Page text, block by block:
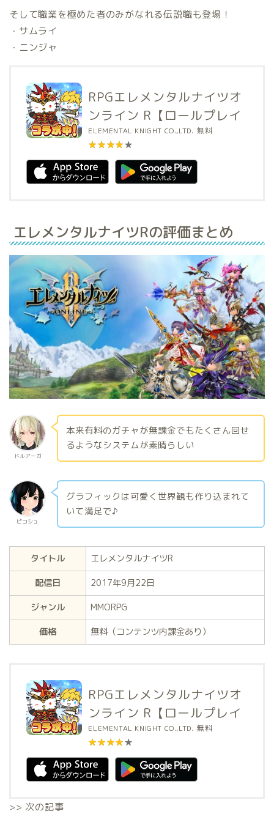
そして職業を極めた者のみがなれる伝説職も登場！
・サムライ
・ニンジャ
RPGエレメンタルナイツオ
ンライン R【ロールプレイ
ング】
ELEMENTAL KNIGHT CO.,LTD. 無料
★★★★★
★★★★★
エレメンタルナイツRの評価まとめ
ドルアーガ
本来有料のガチャが無課金でもたくさん回せ
るようなシステムが素晴らしい
ピコシュ
グラフィックは可愛く世界観も作り込まれて
いて満足で♪
タイトル
エレメンタルナイツR
配信日
2017年9月22日
ジャンル
MMORPG
価格
無料（コンテンツ内課金あり）
RPGエレメンタルナイツオ
ンライン R【ロールプレイ
ング】
ELEMENTAL KNIGHT CO.,LTD. 無料
★★★★★
★★★★★
>> 次の記事